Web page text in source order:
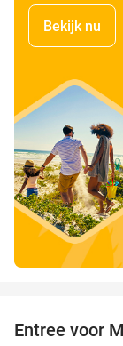
Bekijk nu
Entree voor